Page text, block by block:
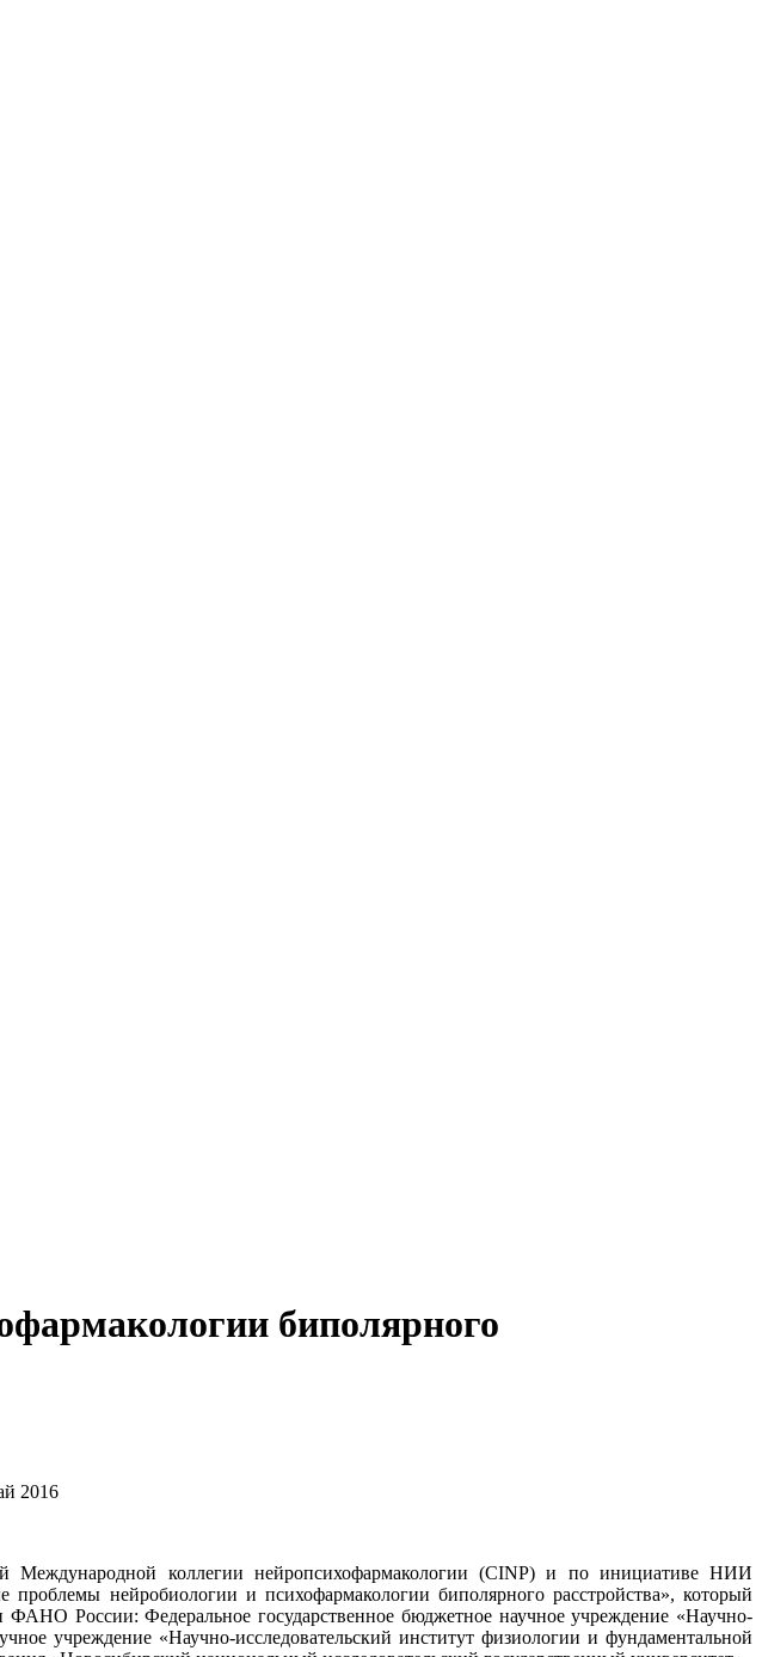
биполярного
2016
Международной коллегии нейропсихофармакологии (CINP) и по инициативе НИИ
нейробиологии и психофармакологии биполярного расстройства», который
России: Федеральное государственное бюджетное научное учреждение «Научно-
учреждение «Научно-исследовательский институт физиологии и фундаментальной